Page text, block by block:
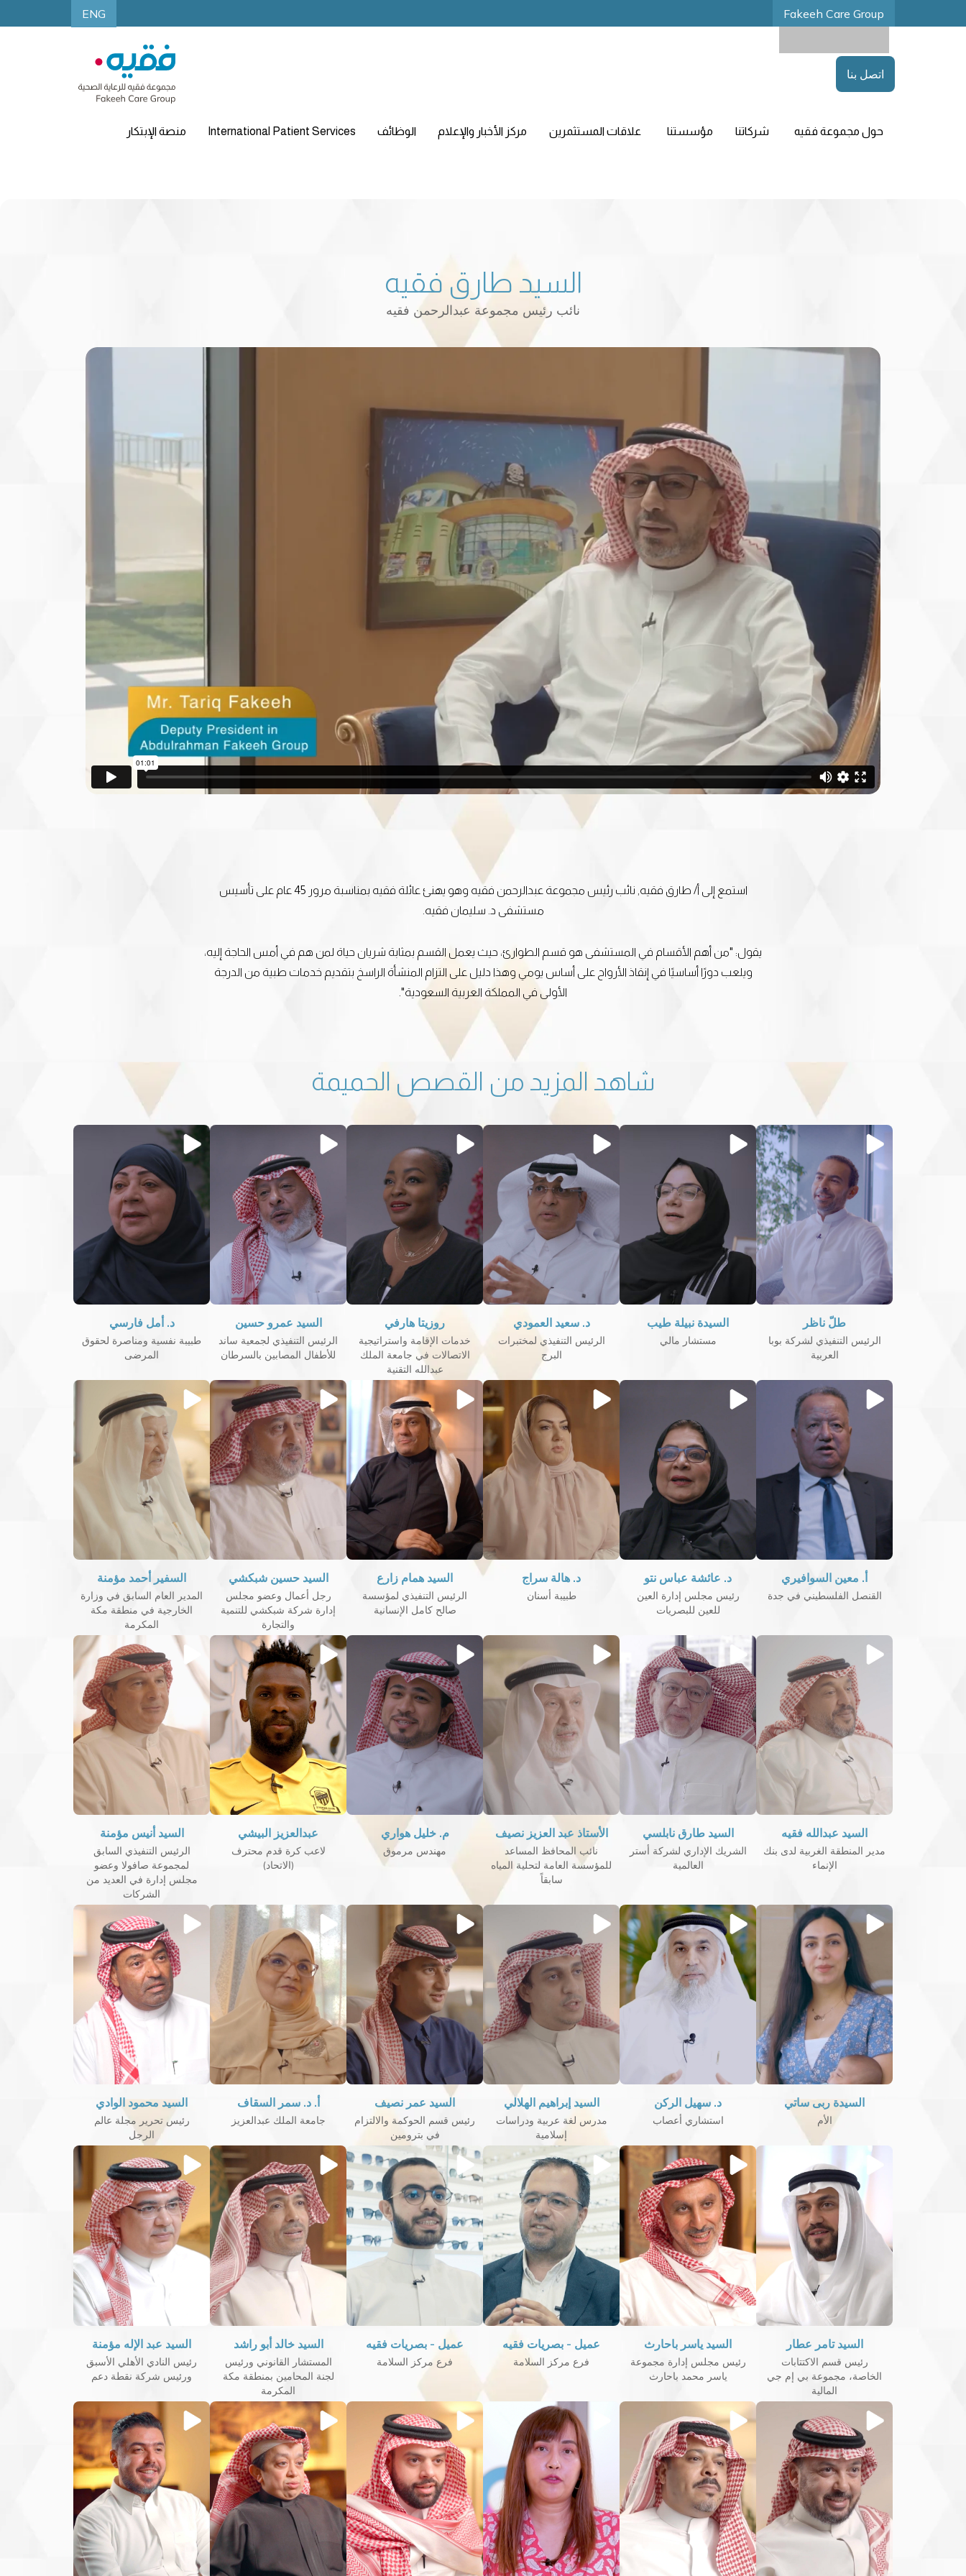
Fakeeh Care Group
ENG
اتصل بنا
حول مجموعة فقيه شركاتنا مؤسستنا علاقات المستثمرين مركز الأخبار والإعلام الوظائف International Patient Services منصة الإبتكار
السيد طارق فقيه
نائب رئيس مجموعة عبدالرحمن فقيه
استمع إلى أ/ طارق فقيه, نائب رئيس مجموعة عبدالرحمن فقيه وهو يهنئ عائلة فقيه بمناسبة مرور 45 عام على تأسيس
مستشفى د. سليمان فقيه.
يقول: "من أهم الأقسام في المستشفى هو قسم الطوارئ، حيث يعمل القسم بمثابة شريان حياة لمن هم في أمس الحاجة إليه،
ويلعب دورًا أساسيًا في إنقاذ الأرواح على أساس يومي وهذا دليل على التزام المنشأة الراسخ بتقديم خدمات طبية من الدرجة
الأولى في المملكة العربية السعودية".
شاهد المزيد من القصص الحميمة
طلّ ناظر
الرئيس التنفيذي لشركة بوبا
العربية
السيدة نبيلة طيب
مستشار مالي
د. سعيد العمودي
الرئيس التنفيذي لمختبرات
البرج
روزيتا هارفي
خدمات الإقامة واستراتيجية
الاتصالات في جامعة الملك
عبدالله التقنية
السيد عمرو حسين
الرئيس التنفيذي لجمعية ساند
للأطفال المصابين بالسرطان
د. أمل فارسي
طبيبة نفسية ومناصرة لحقوق
المرضى
أ. معين السوافيري
القنصل الفلسطيني في جدة
د. عائشة عباس نتو
رئيس مجلس إدارة العين
للعين للبصريات
د. هالة سراج
طبيبة أسنان
السيد همام زارع
الرئيس التنفيذي لمؤسسة
صالح كامل الإنسانية
السيد حسين شبكشي
رجل أعمال وعضو مجلس
إدارة شركة شبكشي للتنمية
والتجارة
السفير أحمد مؤمنة
المدير العام السابق في وزارة
الخارجية في منطقة مكة
المكرمة
السيد عبدالله فقيه
مدير المنطقة الغربية لدى بنك
الإنماء
السيد طارق نابلسي
الشريك الإداري لشركة أستر
العالمية
الأستاذ عبد العزيز نصيف
نائب المحافظ المساعد
للمؤسسة العامة لتحلية المياه
سابقاً
م. خليل هواري
مهندس مرموق
عبدالعزيز البيشي
لاعب كرة قدم محترف
(الاتحاد)
السيد أنيس مؤمنة
الرئيس التنفيذي السابق
لمجموعة صافولا وعضو
مجلس إدارة في العديد من
الشركات
السيدة ربى ساتي
الأم
د. سهيل الركن
استشاري أعصاب
السيد إبراهيم الهلالي
مدرس لغة عربية ودراسات
إسلامية
السيد عمر نصيف
رئيس قسم الحوكمة والالتزام
في بترومين
أ. د. سمر السقاف
جامعة الملك عبدالعزيز
السيد محمود الوادي
رئيس تحرير مجلة عالم
الرجل
السيد تامر عطار
رئيس قسم الاكتتابات
الخاصة، مجموعة بي إم جي
المالية
السيد ياسر باحارث
رئيس مجلس إدارة مجموعة
ياسر محمد باحارث
عميل - بصريات فقيه
فرع مركز السلامة
عميل - بصريات فقيه
فرع مركز السلامة
السيد خالد أبو راشد
المستشار القانوني ورئيس
لجنة المحامين بمنطقة مكة
المكرمة
السيد عبد الإله مؤمنة
رئيس النادي الأهلي الأسبق
ورئيس شركة نقطة دعم